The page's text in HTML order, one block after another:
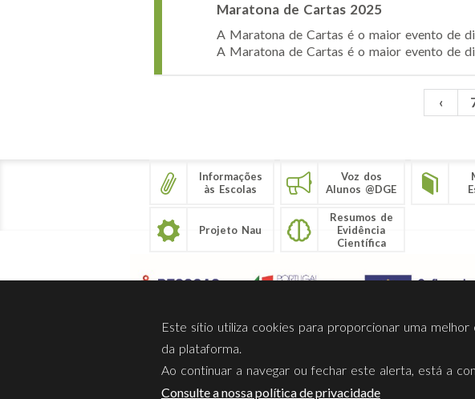
Maratona de Cartas 2025
A Maratona de Cartas é o maior evento de
A Maratona de Cartas é o maior evento de
‹
Informações
às Escolas
Voz dos
Alunos @DGE
Projeto Nau
Resumos de
Evidência
Científica
Sobre Nós Privacidade Termos Utilização
Este sítio utiliza cookies para proporcionar uma
da plataforma.
Ao continuar a navegar ou fechar este alerta, está a
Consulte a nossa política de privacidade